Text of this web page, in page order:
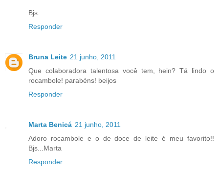
Bjs.
Responder
Bruna Leite 21 junho, 2011
Que colaboradora talentosa você tem, hein? Tá lindo o
rocambole! parabéns! beijos
Responder
Marta Benicá 21 junho, 2011
Adoro rocambole e o de doce de leite é meu favorito!!
Bjs...Marta
Responder